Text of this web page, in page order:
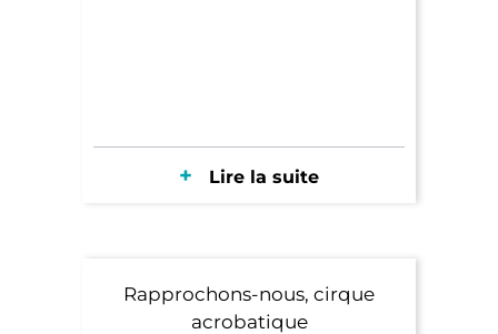
Lire la suite
Rapprochons-nous, cirque
acrobatique